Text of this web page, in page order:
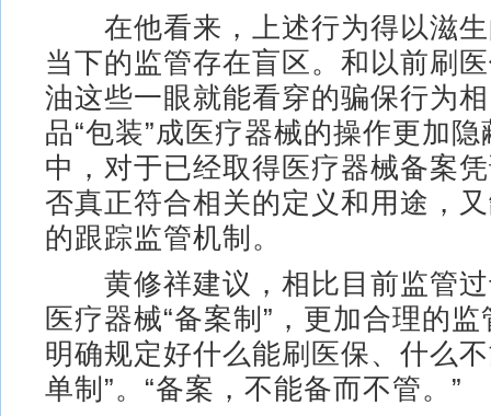
在他看来，上述行为得以滋生
当下的监管存在盲区。和以前刷
油这些一眼就能看穿的骗保行为
品“包装”成医疗器械的操作更加
中，对于已经取得医疗器械备案
否真正符合相关的定义和用途，
的跟踪监管机制。
黄修祥建议，相比目前监管过
医疗器械“备案制”，更加合理的
明确规定好什么能刷医保、什么
单制”。“备案，不能备而不管。”